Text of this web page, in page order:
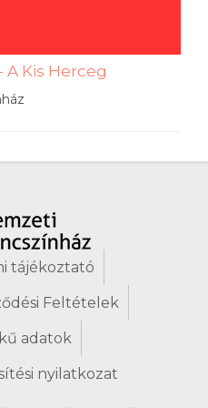
Kis Herceg
tájékoztató
Feltételek
adatok
nyilatkozat